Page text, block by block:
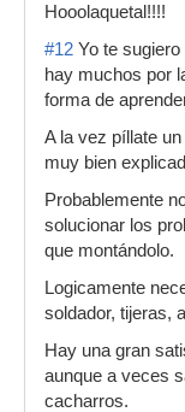
Hooolaquetal!!!!
#12 Yo te
hay muchos por
forma de
A la vez píllate
muy bien
Probablemente
solucionar los
que montándolo.
Logicamente
soldador, tijeras,
Hay una gran
aunque a veces
cacharros.